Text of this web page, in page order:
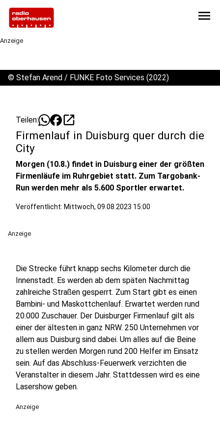
menu
Anzeige
© Stefan Arend / FUNKE Foto Services (2022)
Teilen: open_in_new
Firmenlauf in Duisburg quer durch die
City
Morgen (10.8.) findet in Duisburg einer der größten
Firmenläufe im Ruhrgebiet statt. Zum Targobank-
Run werden mehr als 5.600 Sportler erwartet.
Veröffentlicht: Mittwoch, 09.08.2023 15:00
Anzeige
Die Strecke führt knapp sechs Kilometer durch die
Innenstadt. Es werden ab dem späten Nachmittag
zahlreiche Straßen gesperrt. Zum Start gibt es einen
Bambini- und Maskottchenlauf. Erwartet werden rund
20.000 Zuschauer. Der Duisburger Firmenlauf gilt als
einer der ältesten in ganz NRW. 250 Unternehmen vor
allem aus Duisburg sind dabei. Um alles auf die Beine
zu stellen werden Morgen rund 200 Helfer im Einsatz
sein. Auf das Abschluss-Feuerwerk verzichten die
Veranstalter in diesem Jahr. Stattdessen wird es eine
Lasershow geben.
Anzeige